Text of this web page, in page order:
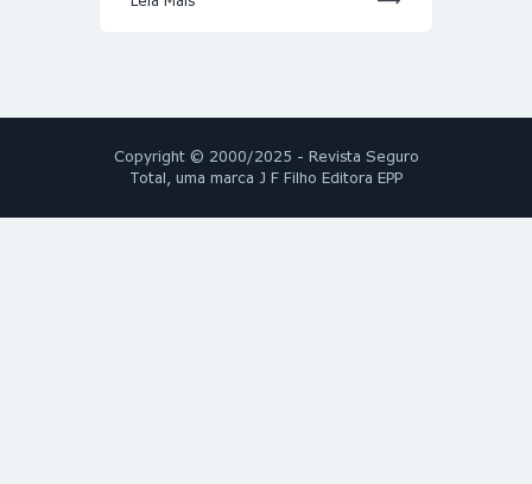
Copyright © 2000/2025 - Revista Seguro
Total, uma marca J F Filho Editora EPP